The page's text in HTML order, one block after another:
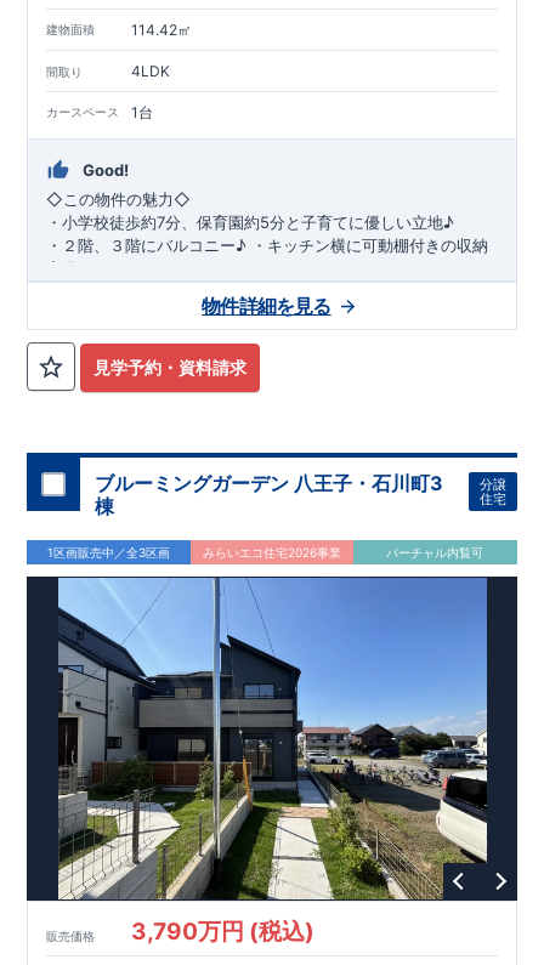
建物面積 114.42㎡
間取り 4LDK
カースペース 1台
Good!
◇ この物件の魅力◇
・小学校徒歩約7分、保育園約5分と子育てに優しい立地♪
・２階、３階にバルコニー♪ ・キッチン横に可動棚付きの収納
完備。
相模線「上溝」駅徒歩19分 ◇ロケーション
・相模原市立星が丘小学校
徒歩7分 ・オーケ
ー相模原店
模原店 徒歩
・やまうち医院 徒歩
ります。
・設計、施工、営業が互いに協力しあい、最良のプラ
ンを提供いたします。 ・不要な中間マージンを抑えることで、
コストダウンに努めています。
・東栄住宅
の建物は、国が定めた耐震等級で3を取得。建築基準法で定め
られた、｢数百年に一度発生する地震に対して、倒壊、崩壊しな
い。｣という基準から、さらに
す。
【住宅性能評価ダブル取得】
設計段階で、国が認めた第三者機関が評価しています。
住宅性能評価：評価を受けた図面通りに施工されているか、建
設までに、計4回のチェックが行われます。
でなく、現場の施工状況を検査した上で、品質を保証していま
す。
【充実のアフターサポート】
・東栄住宅では、お引渡し後最大10回の無料定期点検と、
年
間の品質保証を実施。お引渡しからが本当のお付き合いだと考
え、アフターサービスを外部の業者に委託せず、東栄住宅グル
ープ「東栄ホームサービス株式会社」にて責任をもって対応い
たします。
見学予約・資料請求
物件詳細を見る
ブルーミングガーデン 八王子・石川町3
棟
分譲
住宅
1区画販売中／全3区画 みらいエコ住宅2026事業 バーチャル内覧可
販売価格 3,790万円 (税込)